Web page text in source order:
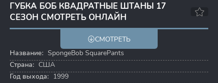
ГУБКА БОБ КВАДРАТНЫЕ ШТАНЫ 17
СЕЗОН СМОТРЕТЬ ОНЛАЙН
7.1 8.2
СМОТРЕТЬ
Название: SpongeBob SquarePants
Страна: США
Год выхода: 1999